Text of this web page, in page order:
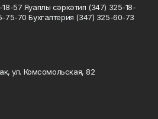
57 Яуаплы сәркәтип (347) 325-18-
75-70 Бухгалтерия (347) 325-60-73
ул. Комсомольская, 82